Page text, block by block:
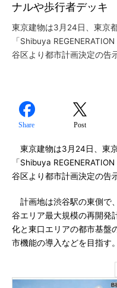
ナルや歩行者デッキ
東京建物は3月24日、東京
「Shibuya
谷区より都市計画決定の告
Share Post
東京建物は3月24日、東
「Shibuya
谷区より都市計画決定の告
計画地は渋谷駅の東側で
谷エリア最大規模の再開発
化と東口エリアの都市基盤
市機能の導入などを目指す